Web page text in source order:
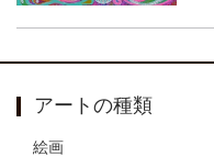
アートの種類
絵画